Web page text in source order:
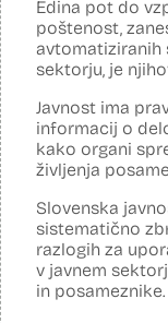
čemer se oblikujejo
podatke, za katere je
predstavljajo
drugih hudih kaznivih
omogočajo usmerjeno
takšne osebe.
na utemeljene razloge
potnikov, prijavljenih
rezervacij letalskih
drugim enotam policije.
Uslužbenci
pri avtomatizirani
posamično pregledajo
Sistem uporablja
prijavljenih na let,
vozovnic, Evidence
Analiza učinka na
Posodobljeno: 3.
S pomočjo sistema
zavrnitve vstopa. S
obrazne fotografije v
podatke preverja v
evidence dogodkov),
informacijskem
S sistemom AFIS
Sistem za
uporabi algoritmov za
znakov, je
Edina pot do
poštenost,
avtomatiziranih
sektorju, je
Javnost ima
informacij o
kako organi
življenja
Slovenska
sistematično
razlogih za
v javnem
in